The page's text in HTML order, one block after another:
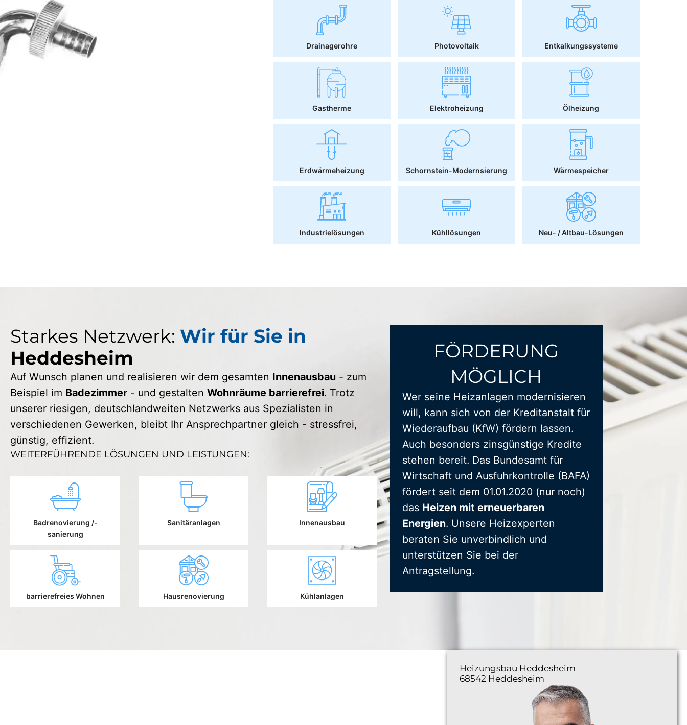
Drainagerohre Photovoltaik Entkalkungssysteme
Gastherme Elektroheizung Ölheizung
Erdwärmeheizung Schornstein-Modernsierung Wärmespeicher
Industrielösungen Kühllösungen Neu- / Altbau-Lösungen
Starkes Netzwerk: Wir für Sie in
Heddesheim
Auf Wunsch planen und realisieren wir dem gesamten Innenausbau - zum
Beispiel im Badezimmer - und gestalten Wohnräume barrierefrei. Trotz
unserer riesigen, deutschlandweiten Netzwerks aus Spezialisten in
verschiedenen Gewerken, bleibt Ihr Ansprechpartner gleich - stressfrei,
günstig, effizient.
WEITERFÜHRENDE LÖSUNGEN UND LEISTUNGEN:
Badrenovierung /-
sanierung
Sanitäranlagen Innenausbau
barrierefreies Wohnen Hausrenovierung Kühlanlagen
FÖRDERUNG
MÖGLICH
Wer seine Heizanlagen modernisieren
will, kann sich von der Kreditanstalt für
Wiederaufbau (KfW) fördern lassen.
Auch besonders zinsgünstige Kredite
stehen bereit. Das Bundesamt für
Wirtschaft und Ausfuhrkontrolle (BAFA)
fördert seit dem 01.01.2020 (nur noch)
das Heizen mit erneuerbaren
Energien. Unsere Heizexperten
beraten Sie unverbindlich und
unterstützen Sie bei der
Antragstellung.
Heizungsbau Heddesheim
68542 Heddesheim